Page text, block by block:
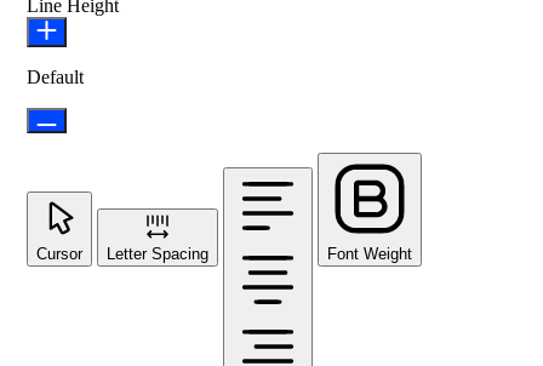
Line Height
Default
Cursor Letter Spacing Font Weight